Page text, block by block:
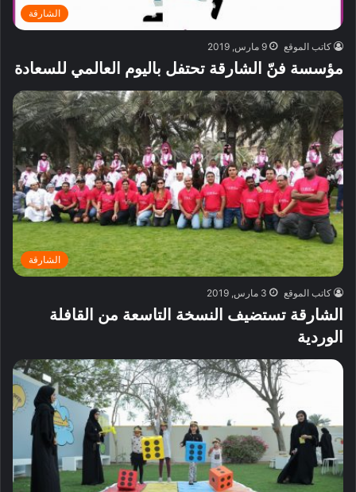
الشارقة
كاتب الموقع 9 مارس, 2019
مؤسسة فنّ الشارقة تحتفل باليوم العالمي للسعادة
الشارقة
كاتب الموقع 3 مارس, 2019
الشارقة تستضيف النسخة التاسعة من القافلة
الوردية